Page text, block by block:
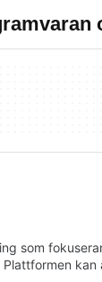
som
kan